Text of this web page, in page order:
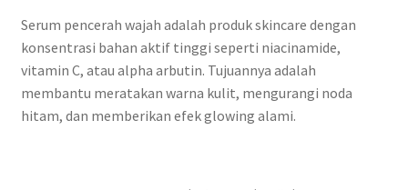
Serum pencerah wajah adalah produk skincare dengan
konsentrasi bahan aktif tinggi seperti niacinamide,
vitamin C, atau alpha arbutin. Tujuannya adalah
membantu meratakan warna kulit, mengurangi noda
hitam, dan memberikan efek glowing alami.